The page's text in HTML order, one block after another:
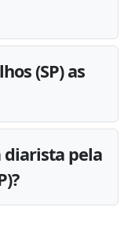
(SP) as
diarista pela